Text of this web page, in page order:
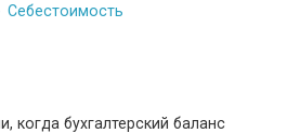
Себестоимость
когда бухгалтерский баланс